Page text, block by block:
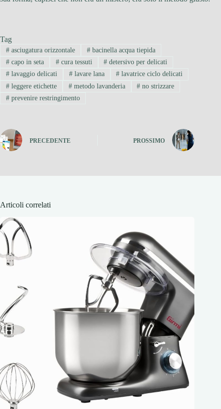
Tag
#asciugatura orizzontale #bacinella acqua tiepida
#capo in seta #cura tessuti # detersivo per delicati
#lavaggio delicati #lavare lana # lavatrice ciclo delicati
#leggere etichette #metodo lavanderia # no strizzare
#prevenire restringimento
PRECEDENTE PROSSIMO
Articoli correlati